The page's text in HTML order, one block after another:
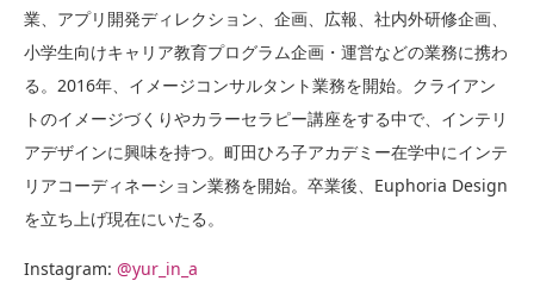
業、アプリ開発ディレクション、企画、広報、社内外研修企画、
小学生向けキャリア教育プログラム企画・運営などの業務に携わ
る。2016年、イメージコンサルタント業務を開始。クライアン
トのイメージづくりやカラーセラピー講座をする中で、インテリ
アデザインに興味を持つ。町田ひろ子アカデミー在学中にインテ
リアコーディネーション業務を開始。卒業後、Euphoria Design
を立ち上げ現在にいたる。
Instagram: @yur_in_a